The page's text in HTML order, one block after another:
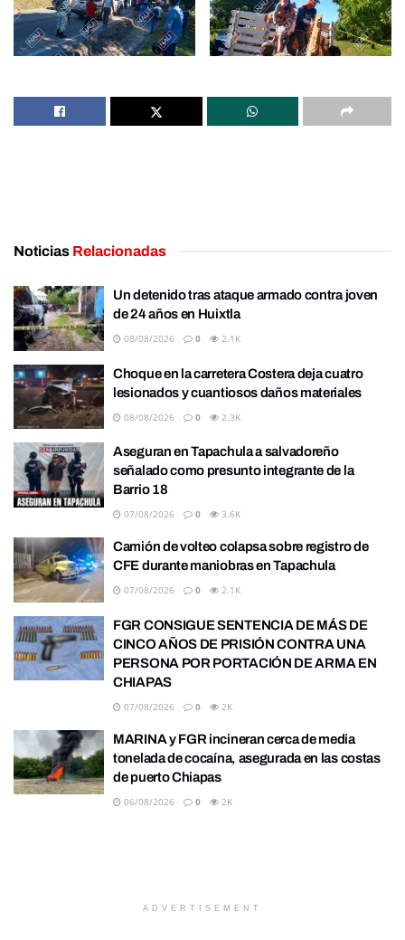
Noticias Relacionadas
Un detenido tras ataque armado contra joven
de 24 años en Huixtla
08/08/2026 0 2.1K
Choque en la carretera Costera deja cuatro
lesionados y cuantiosos daños materiales
08/08/2026 0 2.3K
Aseguran en Tapachula a salvadoreño
señalado como presunto integrante de la
Barrio 18
07/08/2026 0 3.6K
Camión de volteo colapsa sobre registro de
CFE durante maniobras en Tapachula
07/08/2026 0 2.1K
FGR CONSIGUE SENTENCIA DE MÁS DE
CINCO AÑOS DE PRISIÓN CONTRA UNA
PERSONA POR PORTACIÓN DE ARMA EN
CHIAPAS
07/08/2026 0 2K
MARINA y FGR incineran cerca de media
tonelada de cocaína, asegurada en las costas
de puerto Chiapas
06/08/2026 0 2K
ADVERTISEMENT